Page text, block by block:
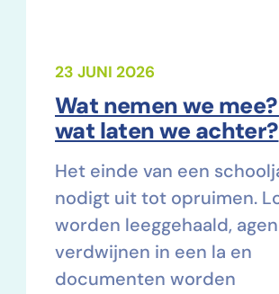
Wat nemen we mee?
wat laten we achter?
23 JUNI 2026
Het einde van een
nodigt uit tot opruimen.
worden leeggehaald,
verdwijnen in een la en
documenten worden